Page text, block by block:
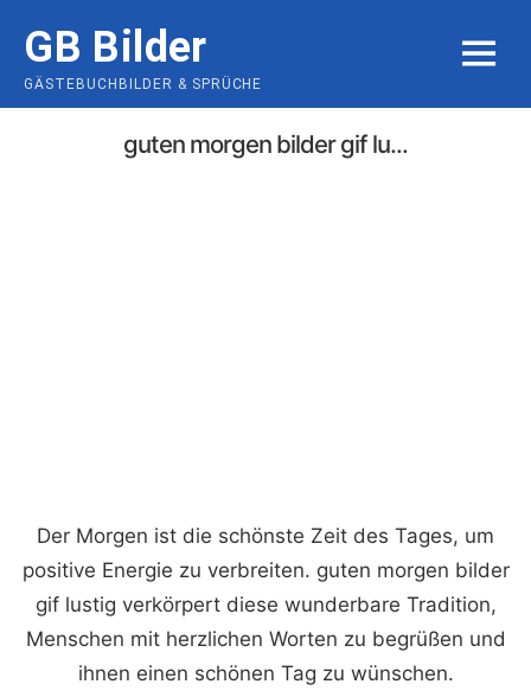
content
GB Bilder
GÄSTEBUCHBILDER & SPRÜCHE
MENU
guten morgen bilder gif lu...
Der Morgen ist die schönste Zeit des Tages, um
positive Energie zu verbreiten. guten morgen bilder
gif lustig verkörpert diese wunderbare Tradition,
Menschen mit herzlichen Worten zu begrüßen und
ihnen einen schönen Tag zu wünschen.